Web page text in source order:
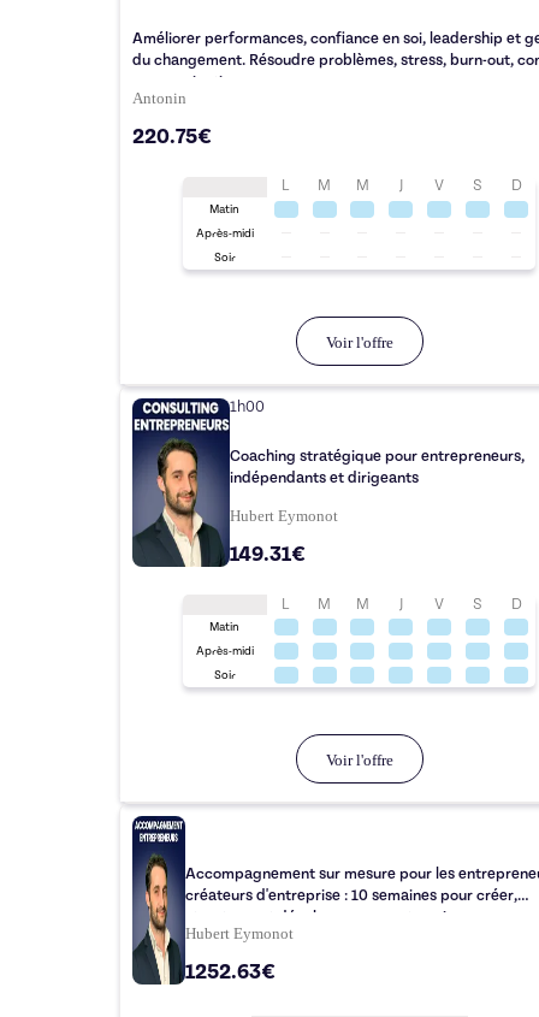
Améliorer performances, confiance en soi, leadership et
du changement. Résoudre problèmes, stress, burn-out,
communication.
Antonin
220.75€
L M M J V S D
Matin
Après-midi
Soir
Voir l'offre
1h00
Coaching stratégique pour entrepreneurs,
indépendants et dirigeants
Hubert Eymonot
149.31€
L M M J V S D
Matin
Après-midi
Soir
Voir l'offre
Accompagnement sur mesure pour les
créateurs d'entreprise : 10 semaines pour créer,
structurer et développer son entreprise
Hubert Eymonot
1252.63€